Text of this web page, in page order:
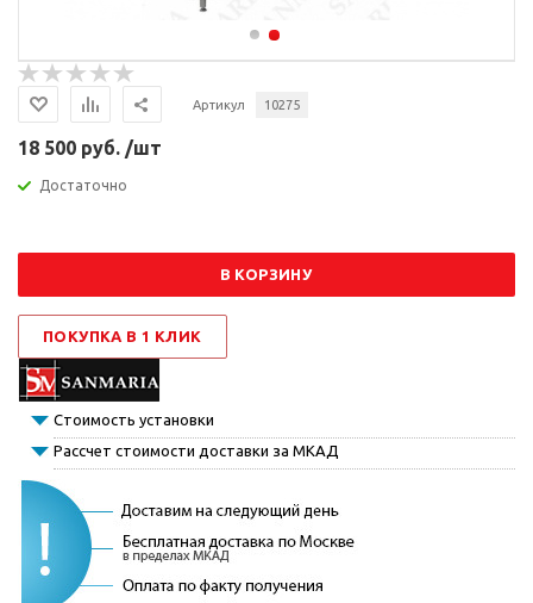
Артикул 10275
18 500 руб. /шт
Достаточно
В КОРЗИНУ
ПОКУПКА В 1 КЛИК
Стоимость установки
Рассчет стоимости доставки за МКАД